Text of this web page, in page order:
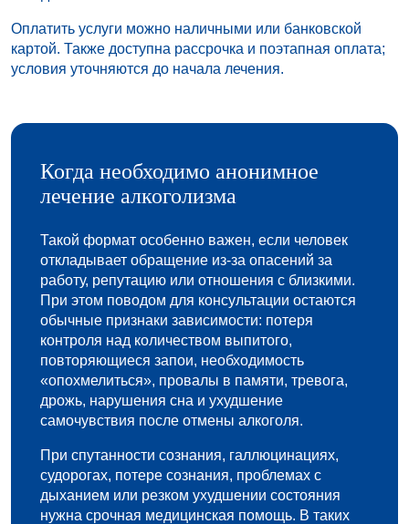
Оплатить услуги можно наличными или банковской
картой. Также доступна рассрочка и поэтапная оплата;
условия уточняются до начала лечения.
Когда необходимо анонимное
лечение алкоголизма
Такой формат особенно важен, если человек
откладывает обращение из-за опасений за
работу, репутацию или отношения с близкими.
При этом поводом для консультации остаются
обычные признаки зависимости: потеря
контроля над количеством выпитого,
повторяющиеся запои, необходимость
«опохмелиться», провалы в памяти, тревога,
дрожь, нарушения сна и ухудшение
самочувствия после отмены алкоголя.
При спутанности сознания, галлюцинациях,
судорогах, потере сознания, проблемах с
дыханием или резком ухудшении состояния
нужна срочная медицинская помощь. В таких